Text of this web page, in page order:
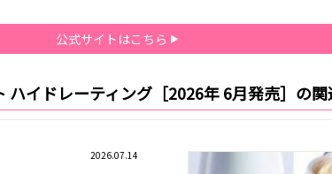
公式サイトはこちら
ハイドレーティング［2026年 6月発売］の
2026.07.14